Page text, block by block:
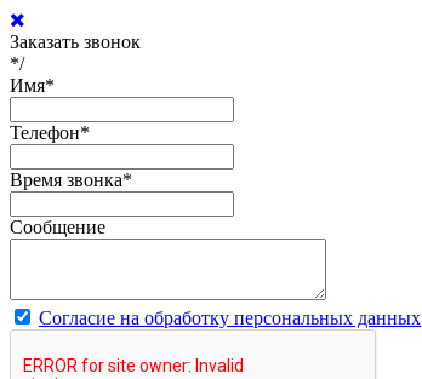
Заказать звонок
*/
Имя*
Телефон*
Время звонка*
Сообщение
Согласие на обработку персональных данных